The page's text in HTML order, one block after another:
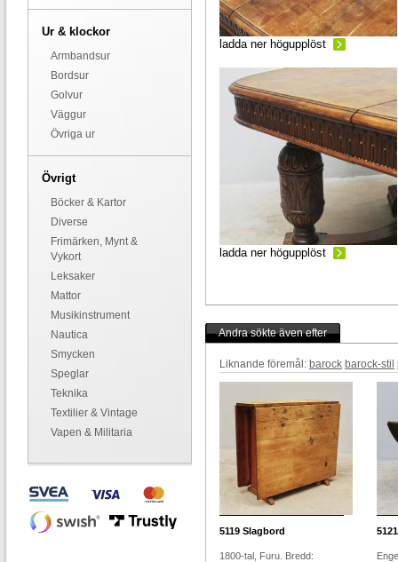
Ur & klockor
Armbandsur
Bordsur
Golvur
Väggur
Övriga ur
Övrigt
Böcker & Kartor
Diverse
Frimärken, Mynt &
Vykort
Leksaker
Mattor
Musikinstrument
Nautica
Smycken
Speglar
Teknika
Textilier & Vintage
Vapen & Militaria
ladda ner högupplöst
ladda ner högupplöst
Andra sökte även efter
Liknande föremål: barock barock-stil
5119 Slagbord
1800-tal, Furu. Bredd:
5121